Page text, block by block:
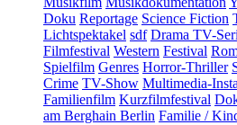
Doku Reportage Science Fiction
Lichtspektakel sdf Drama TV-
Filmfestival Western Festival
Spielfilm Genres Horror-Thriller
Crime TV-Show Multimedia-
Familienfilm Kurzfilmfestival
am Berghain Berlin Familie /